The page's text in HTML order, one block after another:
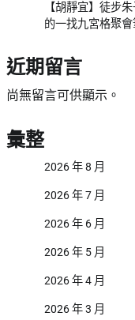
【胡靜宜】徒步
的一找九宮格聚會
近期留言
尚無留言可供顯示。
彙整
2026 年 8 月
2026 年 7 月
2026 年 6 月
2026 年 5 月
2026 年 4 月
2026 年 3 月